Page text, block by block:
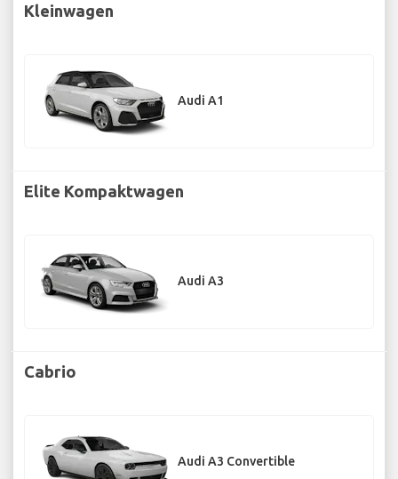
Kleinwagen
Audi A1
Elite Kompaktwagen
Audi A3
Cabrio
Audi A3 Convertible